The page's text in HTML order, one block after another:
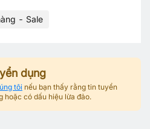
- Sale
dụng
tôi nếu bạn thấy rằng tin tuyển
hoặc có dấu hiệu lừa đảo.